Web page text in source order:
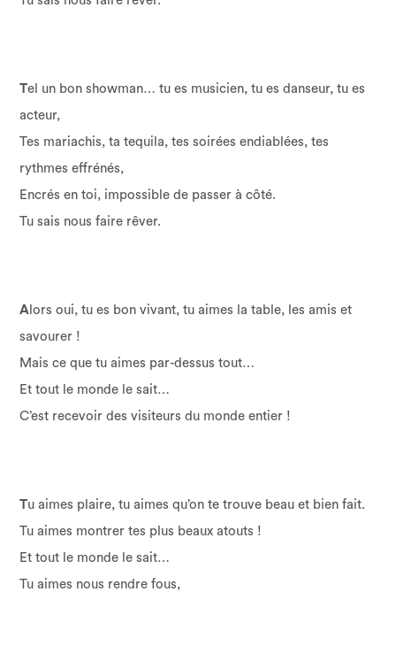
Tel un bon showman… tu es musicien, tu es danseur, tu es
acteur,
Tes mariachis, ta tequila, tes soirées endiablées, tes
rythmes effrénés,
Encrés en toi, impossible de passer à côté.
Tu sais nous faire rêver.
A lors oui, tu es bon vivant, tu aimes la table, les amis et
savourer !
Mais ce que tu aimes par-dessus tout…
Et tout le monde le sait…
C’est recevoir des visiteurs du monde entier !
Tu aimes plaire, tu aimes qu’on te trouve beau et bien fait.
Tu aimes montrer tes plus beaux atouts !
Et tout le monde le sait…
Tu aimes nous rendre fous,